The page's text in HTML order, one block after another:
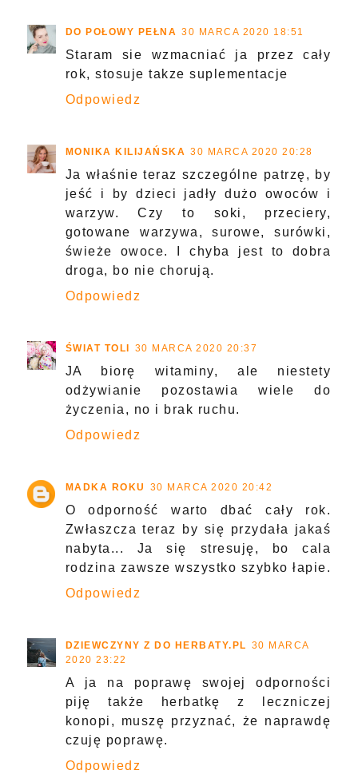
DO POŁOWY PEŁNA 30 MARCA 2020 18:51
Staram sie wzmacniać ja przez cały
rok, stosuje takze suplementacje
Odpowiedz
MONIKA KILIJAŃSKA 30 MARCA 2020 20:28
Ja właśnie teraz szczególne patrzę, by
jeść i by dzieci jadły dużo owoców i
warzyw. Czy to soki, przeciery,
gotowane warzywa, surowe, surówki,
świeże owoce. I chyba jest to dobra
droga, bo nie chorują.
Odpowiedz
ŚWIAT TOLI 30 MARCA 2020 20:37
JA biorę witaminy, ale niestety
odżywianie pozostawia wiele do
życzenia, no i brak ruchu.
Odpowiedz
MADKA ROKU 30 MARCA 2020 20:42
O odporność warto dbać cały rok.
Zwłaszcza teraz by się przydała jakaś
nabyta... Ja się stresuję, bo cala
rodzina zawsze wszystko szybko łapie.
Odpowiedz
DZIEWCZYNY Z DO HERBATY.PL 30 MARCA
2020 23:22
A ja na poprawę swojej odporności
piję także herbatkę z leczniczej
konopi, muszę przyznać, że naprawdę
czuję poprawę.
Odpowiedz